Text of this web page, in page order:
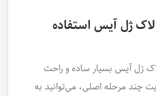
ژل آیس استفاده
ژل آیس بسیار ساده و راحت
چند مرحله اصلی، می‌توانید به